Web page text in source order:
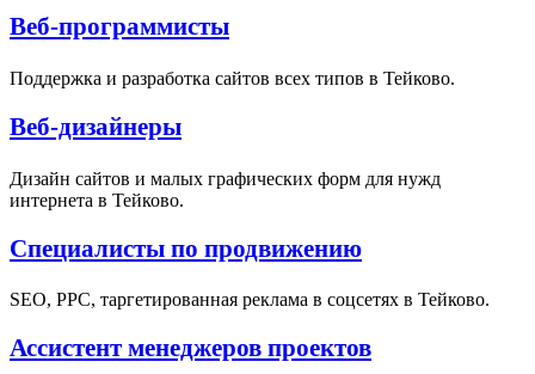
Веб-программисты
Поддержка и разработка сайтов всех типов в Тейково.
Веб-дизайнеры
Дизайн сайтов и малых графических форм для нужд
интернета в Тейково.
Специалисты по продвижению
SEO, PPC, таргетированная реклама в соцсетях в Тейково.
Ассистент менеджеров проектов